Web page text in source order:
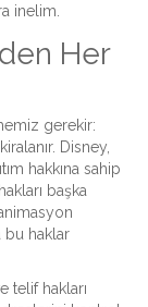
inelim.
Her
gerekir:
Disney,
hakkına sahip
başka
bu haklar
telif hakları